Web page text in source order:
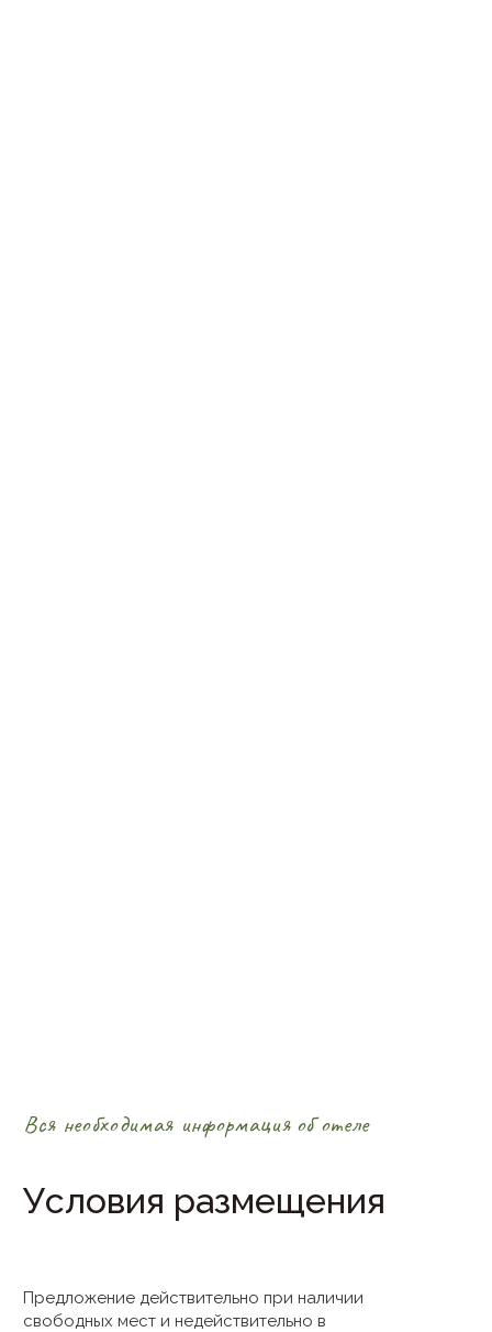
Вся необходимая информация об отеле
Условия размещения
Предложение действительно при наличии
свободных мест и недействительно в